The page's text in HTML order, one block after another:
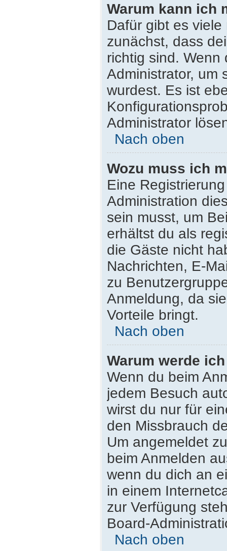
Warum kann ich
Dafür gibt es
zunächst, dass
richtig sind. Wenn
Administrator, um
wurdest. Es ist
Administrator
Nach oben
Wozu muss ich
Eine
Administration
sein musst, um
erhältst du als
die Gäste nicht
Nachrichten, E-
zu
Anmeldung, da
Vorteile bringt.
Nach oben
Warum werde
Wenn du beim
jedem Besuch
wirst du nur für
den Missbrauch
Um angemeldet
beim Anmelden
wenn du dich an
in einem
zur Verfügung
Board-
Nach oben